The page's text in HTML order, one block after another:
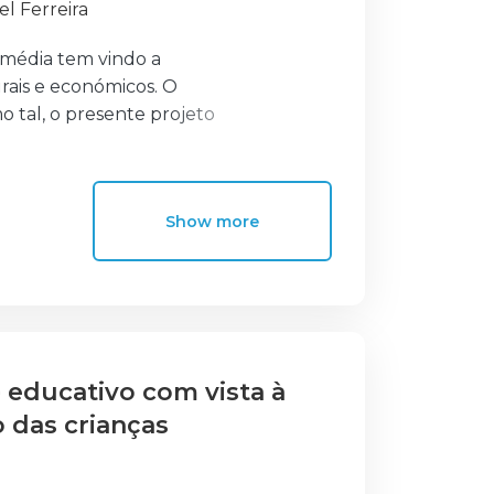
Ferreira
tem vindo a
e económicos. O
tal, o presente projeto
audiovisuais
escrita em formato
e, por isso,
encetou-se na
construir um projeto
de
se
Show more
com vista à
crianças